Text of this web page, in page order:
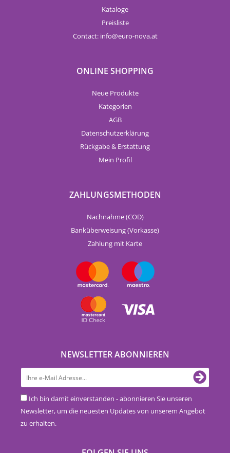
Kataloge
Preisliste
Contact: info euro-nova.at
ONLINE SHOPPING
Neue Produkte
Kategorien
AGB
Datenschutzerklärung
Rückgabe & Erstattung
Mein Profil
ZAHLUNGSMETHODEN
Nachnahme (COD)
Banküberweisung (Vorkasse)
Zahlung mit Karte
NEWSLETTER ABONNIEREN
Ich bin damit einverstanden - abonnieren Sie unseren
Newsletter, um die neuesten Updates von unserem Angebot
zu erhalten.